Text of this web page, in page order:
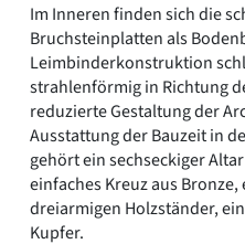
Im Inneren finden sich die
Bruchsteinplatten als
Leimbinderkonstruktion
strahlenförmig in Richtung
reduzierte Gestaltung der
Ausstattung der Bauzeit in
gehört ein sechseckiger
einfaches Kreuz aus
dreiarmigen Holzständer,
Kupfer.